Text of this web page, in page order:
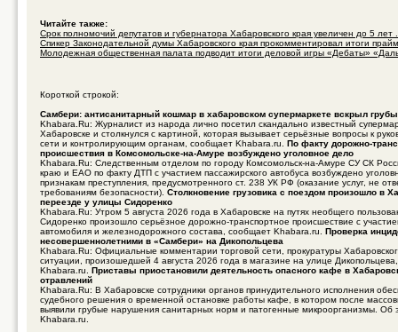
Читайте также:
Срок полномочий депутатов и губернатора Хабаровского края увеличен до 5 лет
Спикер Законодательной думы Хабаровского края прокомментировал итоги
Молодежная общественная палата подводит итоги деловой игры «Дебаты»
Короткой строкой:
Самбери: антисанитарный кошмар в хабаровском супермаркете вскрыл
Khabara.Ru: Журналист из народа лично посетил скандально известный
Хабаровске и столкнулся с картиной, которая вызывает серьёзные вопросы к
сети и контролирующим органам, сообщает Khabara.ru. По факту дорожно-
происшествия в Комсомольске-на-Амуре возбуждено уголовное дело
Khabara.Ru: Следственным отделом по городу Комсомольск-на-Амуре СУ СК
краю и ЕАО по факту ДТП с участием пассажирского автобуса возбуждено
признакам преступления, предусмотренного ст. 238 УК РФ (оказание услуг, не
требованиям безопасности). Столкновение грузовика с поездом произошло в
переезде у улицы Сидоренко
Khabara.Ru: Утром 5 августа 2026 года в Хабаровске на путях необщего
Сидоренко произошло серьёзное дорожно-транспортное происшествие с
автомобиля и железнодорожного состава, сообщает Khabara.ru. Проверка
несовершеннолетними в «Самбери» на Дикопольцева
Khabara.Ru: Официальные комментарии торговой сети, прокуратуры
ситуации, произошедшей 4 августа 2026 года в магазине на улице
Khabara.ru. Приставы приостановили деятельность опасного кафе в
отравлений
Khabara.Ru: В Хабаровске сотрудники органов принудительного исполнения
судебного решения о временной остановке работы кафе, в котором после
выявили грубые нарушения санитарных норм и патогенные микроорганизмы. Об
Khabara.ru.